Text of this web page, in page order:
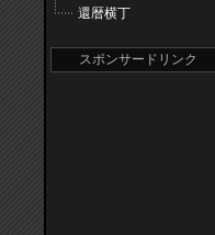
還暦横丁
スポンサードリンク